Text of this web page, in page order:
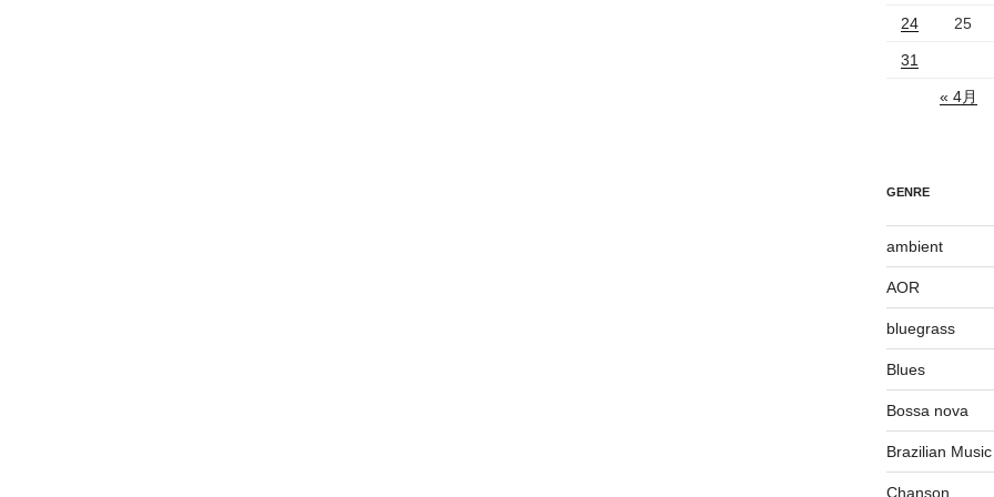
24 25
31
« 4月
GENRE
ambient
AOR
bluegrass
Blues
Bossa nova
Brazilian Music
Chanson